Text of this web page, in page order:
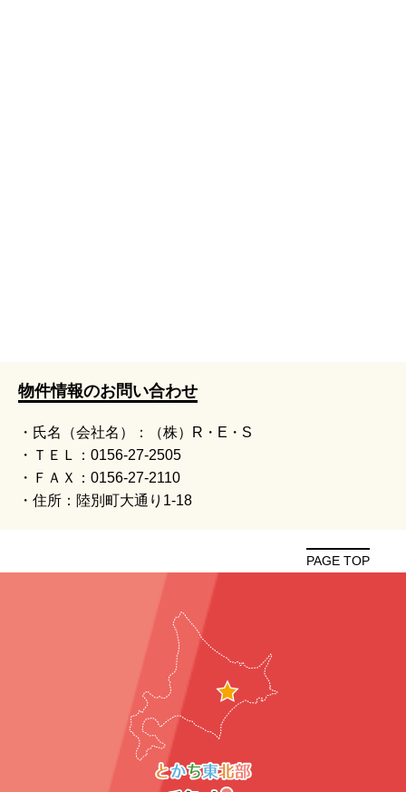
物件情報のお問い合わせ
・氏名（会社名）：（株）R・E・S
・ＴＥＬ：0156-27-2505
・ＦＡＸ：0156-27-2110
・住所：陸別町大通り1-18
PAGE TOP